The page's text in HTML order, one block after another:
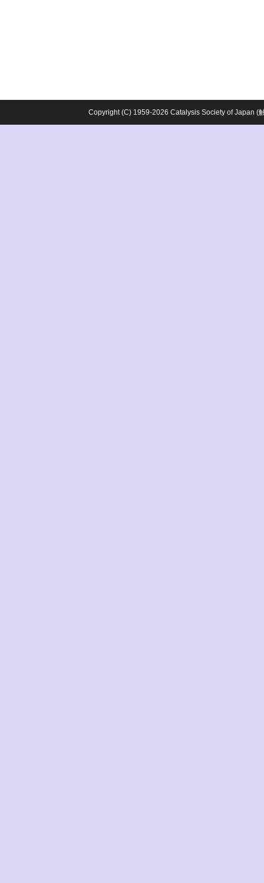
Copyright (C) 1959-2026 Catalysis Society of Japan (